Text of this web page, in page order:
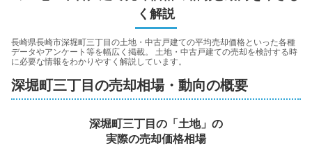
はじめての方へ
不動産会社を探す
不動産会社向け情報
く解説
長崎県長崎市深堀町三丁目 の土地・中古戸建ての平均売却価格といった各種
データやアンケート等を幅広く掲載。 土地・中古戸建ての売却を検討する時
に必要な情報をわかりやすく解説しています。
深堀町三丁目 の売却相場・動向の概要
深堀町三丁目 の「土地」の
実際の売却価格相場